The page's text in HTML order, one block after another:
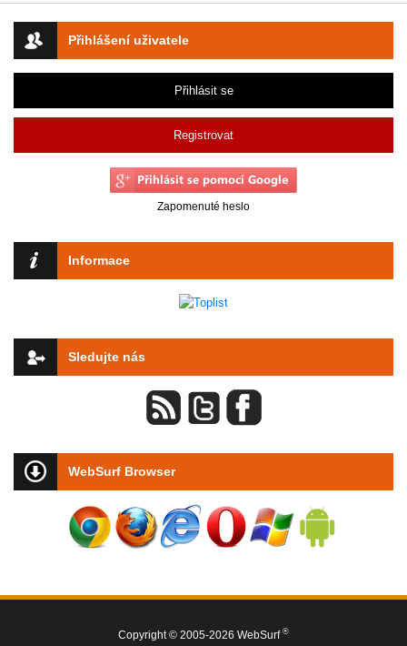
Přihlášení uživatele
Přihlásit se
Registrovat
Zapomenuté heslo
Informace
Sledujte nás
WebSurf Browser
Copyright © 2005-2026 WebSurf ®